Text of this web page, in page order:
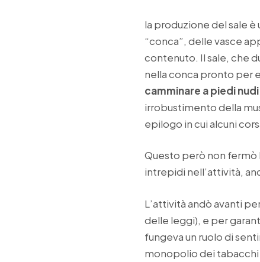
la produzione del sale
“conca”, delle vasce
contenuto. Il sale, che
nella conca pronto per
camminare a piedi
irrobustimento della
epilogo in cui alcuni
Questo però non fermò
intrepidi nell’attività,
L’attività andò avanti
delle leggi), e per
fungeva un ruolo di
monopolio dei tabacchi